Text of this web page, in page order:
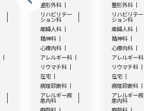
整形外科
リハビリテー
ション科
産婦人科
精神科
心療内科
アレルギー科
リウマチ科
在宅
病理診断科
アレルギー疾
患内科
整形外科
リハビリテー
ション科
産婦人科
精神科
心療内科
アレルギー科
リウマチ科
在宅
病理診断科
アレルギー疾
患内科